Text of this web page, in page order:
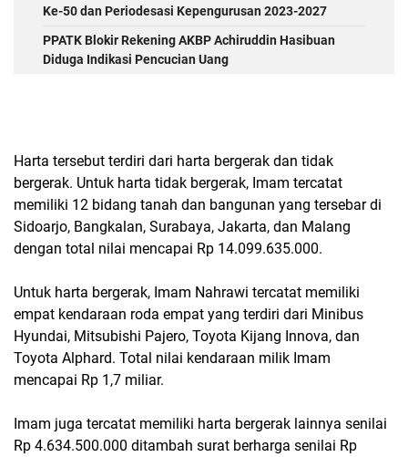
Ke-50 dan Periodesasi Kepengurusan 2023-2027
PPATK Blokir Rekening AKBP Achiruddin Hasibuan
Diduga Indikasi Pencucian Uang
Harta tersebut terdiri dari harta bergerak dan tidak
bergerak. Untuk harta tidak bergerak, Imam tercatat
memiliki 12 bidang tanah dan bangunan yang tersebar di
Sidoarjo, Bangkalan, Surabaya, Jakarta, dan Malang
dengan total nilai mencapai Rp 14.099.635.000.
Untuk harta bergerak, Imam Nahrawi tercatat memiliki
empat kendaraan roda empat yang terdiri dari Minibus
Hyundai, Mitsubishi Pajero, Toyota Kijang Innova, dan
Toyota Alphard. Total nilai kendaraan milik Imam
mencapai Rp 1,7 miliar.
Imam juga tercatat memiliki harta bergerak lainnya senilai
Rp 4.634.500.000 ditambah surat berharga senilai Rp